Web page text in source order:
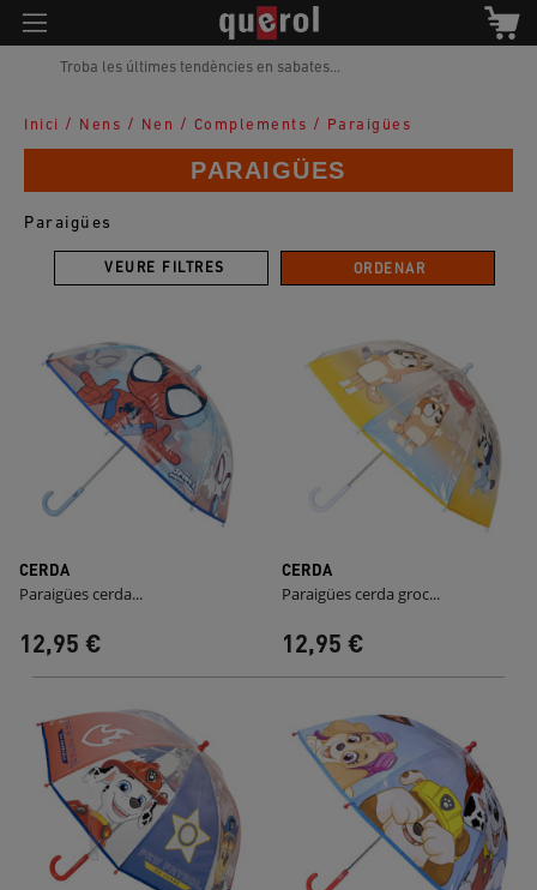
Troba les últimes tendències en sabates...
Inici / Nens / Nen / Complements / Paraigües
PARAIGÜES
Paraigües
VEURE FILTRES ORDENAR
CERDA
Paraigües cerda...
12,95 €
CERDA
Paraigües cerda groc...
12,95 €